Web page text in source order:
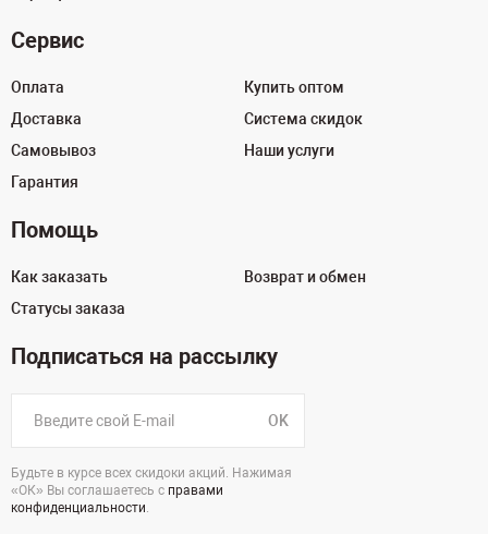
Сервис
Оплата
Доставка
Самовывоз
Гарантия
Купить оптом
Система скидок
Наши услуги
Помощь
Как заказать
Статусы заказа
Возврат и обмен
Подписаться на рассылку
OK
Будьте в курсе всех скидоки акций. Нажимая
«ОК» Вы соглашаетесь с правами
конфиденциальности.